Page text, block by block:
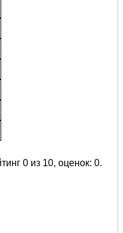
0 из 10, оценок: 0.